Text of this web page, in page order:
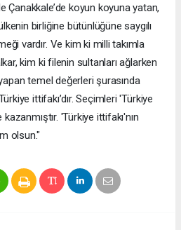
Çanakkale’de koyun koyuna yatan,
birliğine bütünlüğüne saygılı
vardır. Ve kim ki milli takımla
kim ki filenin sultanları ağlarken
temel değerleri şurasında
ittifakı’dır. Seçimleri 'Türkiye
'Türkiye ittifakı'nın
olsun."